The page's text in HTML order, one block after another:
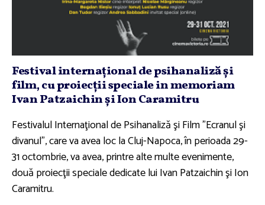
Festival internaţional de psihanaliză şi
film, cu proiecţii speciale in memoriam
Ivan Patzaichin şi Ion Caramitru
Festivalul Internaţional de Psihanaliză şi Film "Ecranul şi
divanul", care va avea loc la Cluj-Napoca, în perioada 29-
31 octombrie, va avea, printre alte multe evenimente,
două proiecţii speciale dedicate lui Ivan Patzaichin şi Ion
Caramitru.